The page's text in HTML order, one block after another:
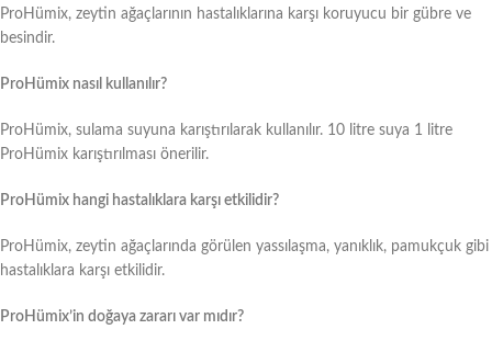
ProHümix, zeytin ağaçlarının hastalıklarına karşı koruyucu bir gübre ve
besindir.
ProHümix nasıl kullanılır?
ProHümix, sulama suyuna karıştırılarak kullanılır. 10 litre suya 1 litre
ProHümix karıştırılması önerilir.
ProHümix hangi hastalıklara karşı etkilidir?
ProHümix, zeytin ağaçlarında görülen yassılaşma, yanıklık, pamukçuk gibi
hastalıklara karşı etkilidir.
ProHümix’in doğaya zararı var mıdır?